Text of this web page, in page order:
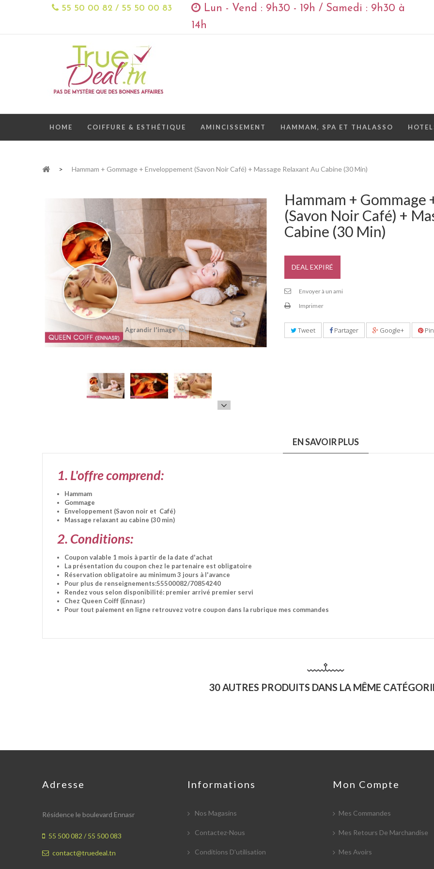
55 50 00 82 / 55 50 00 83
Lun - Vend : 9h30 - 19h / Samedi : 9h30 à
14h
HOME COIFFURE & ESTHÉTIQUE AMINCISSEMENT HAMMAM, SPA ET THALASSO
> Hammam + Gommage + Enveloppement (savon Noir Café) + Massage Relaxant Au Cabine (30 Min)
Agrandir l'image
Hammam + Gommage
(savon Noir Café) +
Cabine (30 Min)
DEAL EXPIRÉ
Envoyer à un ami
Imprimer
Tweet Partager Google+
EN SAVOIR PLUS
1. L'offre comprend:
Hammam
Gommage
Enveloppement (Savon noir et Café)
Massage relaxant au cabine (30 min)
2. Conditions:
Coupon valable 1 mois à partir de la date d'achat
La présentation du coupon chez le partenaire est obligatoire
Réservation obligatoire au minimum 3 jours à l'avance
Pour plus de renseignements:55500082/70854240
Rendez vous selon disponibilité: premier arrivé premier servi
Chez Queen Coiff (Ennasr)
Pour tout paiement en ligne retrouvez votre coupon dans la rubrique mes commandes
30 AUTRES PRODUITS DANS LA MÊME
Adresse
Résidence le boulevard Ennasr
55 500 082 / 55 500 083
contact@truedeal.tn
Informations
Nos Magasins
Contactez-Nous
Conditions D'utilisation
Mon Compte
Mes Commandes
Mes Retours De Marchandise
Mes Avoirs